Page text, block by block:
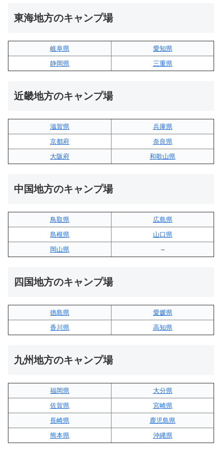
東海地方のキャンプ場
岐阜県
愛知県
静岡県
三重県
近畿地方のキャンプ場
滋賀県
兵庫県
京都府
奈良県
大阪府
和歌山県
中国地方のキャンプ場
鳥取県
広島県
島根県
山口県
岡山県
–
四国地方のキャンプ場
徳島県
愛媛県
香川県
高知県
九州地方のキャンプ場
福岡県
大分県
佐賀県
宮崎県
長崎県
鹿児島県
熊本県
沖縄県